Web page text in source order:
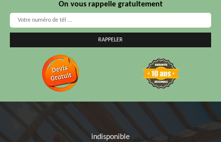
On vous rappelle gratuitement
indisponible